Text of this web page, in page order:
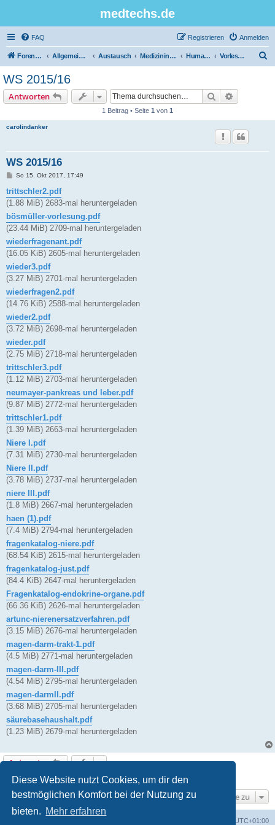
Diese Website nutzt Cookies, um dir den
bestmöglichen Komfort bei der Nutzung zu
bieten. Mehr erfahren
medtechs.de
FAQ Anmelden
Registrieren
Foren-Übersicht Allgemeines Board Austausch Medizininformatik Humanbiologie Vorlesungsunterlagen
WS 2015/16
Antworten Suche
1 Beitrag • Seite 1 von 1
carolindanker
WS 2015/16
B
i
t
r
g
So 15. Okt 2017, 17:49
trittschler2.pdf
(1.88 MiB) 2683-mal heruntergeladen
bösmüller-vorlesung.pdf
(23.44 MiB) 2709-mal heruntergeladen
wiederfragenant.pdf
(16.05 KiB) 2605-mal heruntergeladen
wieder3.pdf
(3.27 MiB) 2701-mal heruntergeladen
wiederfragen2.pdf
(14.76 KiB) 2588-mal heruntergeladen
wieder2.pdf
(3.72 MiB) 2698-mal heruntergeladen
wieder.pdf
(2.75 MiB) 2718-mal heruntergeladen
trittschler3.pdf
(1.12 MiB) 2703-mal heruntergeladen
neumayer-pankreas und leber.pdf
(9.87 MiB) 2772-mal heruntergeladen
trittschler1.pdf
(1.39 MiB) 2663-mal heruntergeladen
Niere I.pdf
(7.31 MiB) 2730-mal heruntergeladen
Niere II.pdf
(3.78 MiB) 2737-mal heruntergeladen
niere III.pdf
(1.8 MiB) 2667-mal heruntergeladen
haen (1).pdf
(7.4 MiB) 2794-mal heruntergeladen
fragenkatalog-niere.pdf
(68.54 KiB) 2615-mal heruntergeladen
fragenkatalog-just.pdf
(84.4 KiB) 2647-mal heruntergeladen
Fragenkatalog-endokrine-organe.pdf
(66.36 KiB) 2626-mal heruntergeladen
artunc-nierenersatzverfahren.pdf
(3.15 MiB) 2676-mal heruntergeladen
magen-darm-trakt-1.pdf
(4.5 MiB) 2771-mal heruntergeladen
magen-darm-III.pdf
(4.54 MiB) 2795-mal heruntergeladen
magen-darmII.pdf
(3.68 MiB) 2705-mal heruntergeladen
säurebasehaushalt.pdf
(1.23 MiB) 2679-mal heruntergeladen
Antworten
1 Beitrag • Seite1von 1
Gehe zu
UTC+01:00